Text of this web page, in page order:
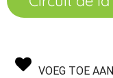
VOEG TOE